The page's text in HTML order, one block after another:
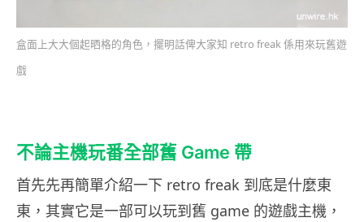
盒面上大大個起晒格的角色，擺明話俾大家知 retro freak 係用來玩舊遊
戲
不論主機玩番全部舊 Game 帶
首先先再簡單介紹一下 retro freak 到底是什麼東
東，其實它是一部可以玩到舊 game 的遊戲主機，